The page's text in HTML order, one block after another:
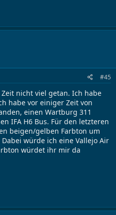
#45
nicht viel getan. Ich habe
habe vor einiger Zeit von
einen Wartburg 311
IFA H6 Bus. Für den letzteren
beigen/gelben Farbton um
würde ich eine Vallejo Air
würdet ihr mir da